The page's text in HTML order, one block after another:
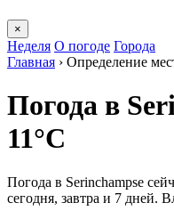
×
Неделя О погоде Города
Главная › Определение
Погода в
11°C
Погода в Serinchampsе
сегодня, завтра и 7 дней.